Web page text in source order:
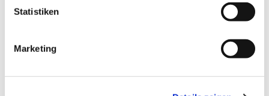
Statistiken
Marketing